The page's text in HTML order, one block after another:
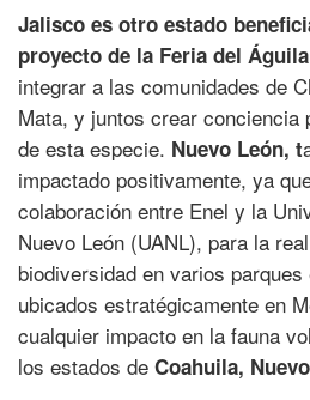
Jalisco es otro estado
proyecto de la Feria del
integrar a las comunidades de
Mata, y juntos crear conciencia
de esta especie. Nuevo León, t
impactado positivamente, ya
colaboración entre Enel y la
Nuevo León (UANL), para la
biodiversidad en varios
ubicados estratégicamente en
cualquier impacto en la fauna
los estados de Coahuila,